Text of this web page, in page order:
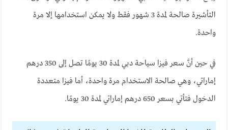
التأشيرة صالحة لمدة 3 شهور فقط ولا يمكن استخدامها إلا مرة
واحدة.
في حين أنَّ سعر فيزا سياحة دبي لمدة 30 يومًا تصل إلى 350 درهم
إماراتي، وهي صالحة الاستخدام مرة واحدة، أما فيزا متعددة
الدخول فتأتي بسعر 650 درهم إماراتي لمدة 30 يومًا.